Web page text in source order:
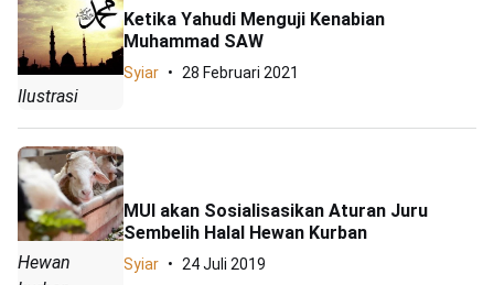
Ilustrasi
Ketika Yahudi Menguji Kenabian
Muhammad SAW
Syiar 28 Februari 2021
Hewan
MUI akan Sosialisasikan Aturan Juru
Sembelih Halal Hewan Kurban
Syiar 24 Juli 2019